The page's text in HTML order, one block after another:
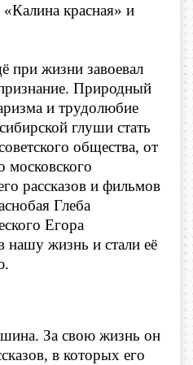
красная» и
жизни завоевал
Природный
и трудолюбие
глуши стать
общества, от
московского
рассказов и фильмов
Глеба
Егора
жизнь и стали её
За свою жизнь он
в которых его